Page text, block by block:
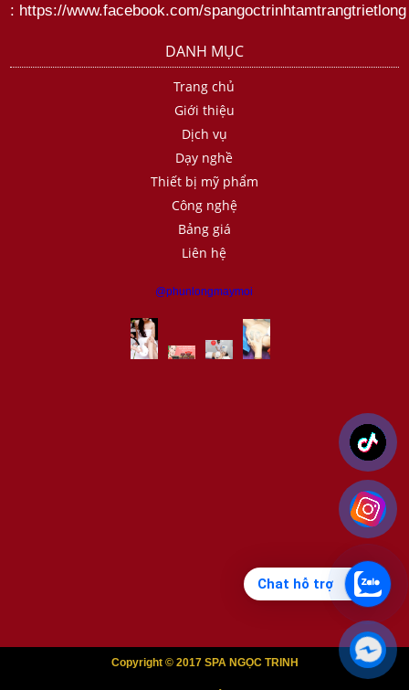
: https://www.facebook.com/spangoctrinhtamtrangtrietlong
DANH MỤC
Trang chủ
Giới thiệu
Dịch vụ
Dạy nghề
Thiết bị mỹ phẩm
Công nghệ
Bảng giá
Liên hệ
@phunlongmaymoi
Copyright © 2017 SPA NGỌC TRINH
Chat hỗ trợ